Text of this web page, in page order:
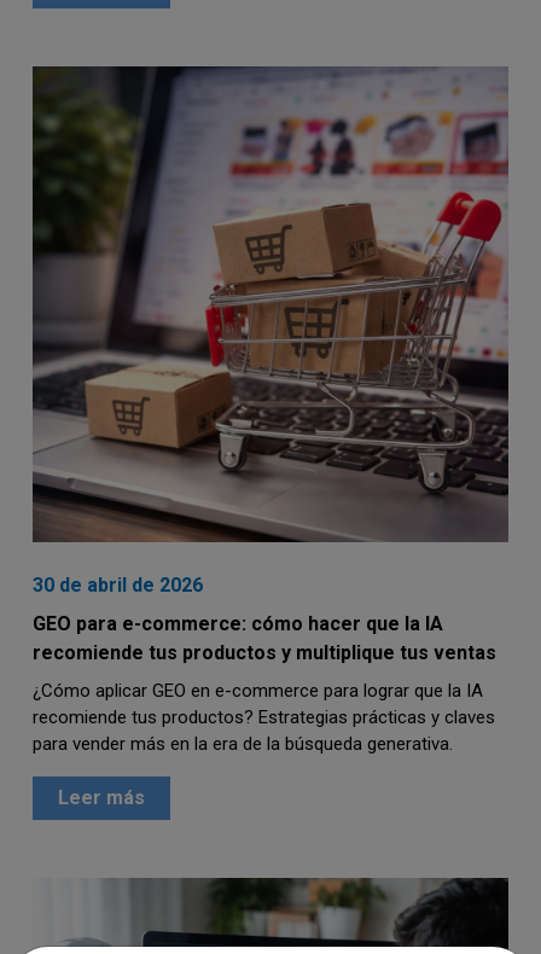
30 de abril de 2026
GEO para e-commerce: cómo hacer que la IA
recomiende tus productos y multiplique tus ventas
¿Cómo aplicar GEO en e-commerce para lograr que la IA
recomiende tus productos? Estrategias prácticas y claves
para vender más en la era de la búsqueda generativa.
Leer más